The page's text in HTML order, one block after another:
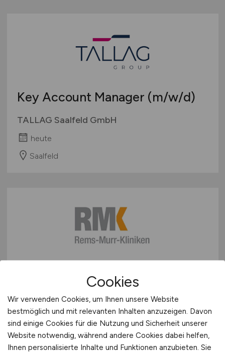
Key Account Manager (m/w/d)
TALLAG Saalfeld GmbH
heute
Saalfeld
Standortübergreifender
Springerpool
Rems-Murr-Kliniken gGmbH
heute
Cookies
Wir verwenden Cookies, um Ihnen unsere Website
bestmöglich und mit relevanten Inhalten anzuzeigen. Davon
sind einige Cookies für die Nutzung und Sicherheit unserer
Website notwendig, während andere Cookies dabei helfen,
Ihnen personalisierte Inhalte und Funktionen anzubieten. Sie